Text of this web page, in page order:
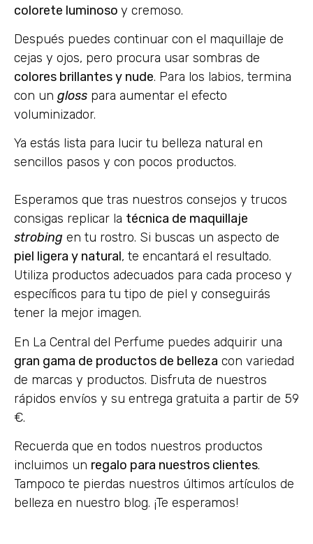
colorete luminoso y cremoso.
Después puedes continuar con el maquillaje de
cejas y ojos, pero procura usar sombras de
colores brillantes y nude. Para los labios, termina
con un gloss para aumentar el efecto
voluminizador.
Ya estás lista para lucir tu belleza natural en
sencillos pasos y con pocos productos.
Esperamos que tras nuestros consejos y trucos
consigas replicar la técnica de maquillaje
strobing en tu rostro. Si buscas un aspecto de
piel ligera y natural, te encantará el resultado.
Utiliza productos adecuados para cada proceso y
específicos para tu tipo de piel y conseguirás
tener la mejor imagen.
En La Central del Perfume puedes adquirir una
gran gama de productos de belleza con variedad
de marcas y productos. Disfruta de nuestros
rápidos envíos y su entrega gratuita a partir de 59
€.
Recuerda que en todos nuestros productos
incluimos un regalo para nuestros clientes.
Tampoco te pierdas nuestros últimos artículos de
belleza en nuestro blog. ¡Te esperamos!